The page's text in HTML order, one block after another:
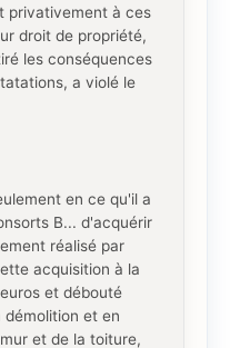
privativement à ces
droit de propriété,
les conséquences
a violé le
en ce qu'il a
B... d'acquérir
réalisé par
acquisition à la
et débouté
démolition et en
et de la toiture,